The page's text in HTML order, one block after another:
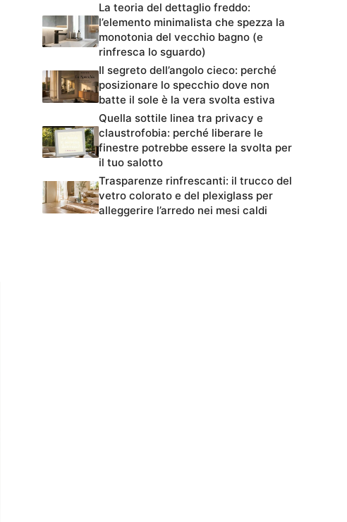
La teoria del dettaglio freddo:
l’elemento minimalista che spezza la
monotonia del vecchio bagno (e
rinfresca lo sguardo)
Il segreto dell’angolo cieco: perché
posizionare lo specchio dove non
batte il sole è la vera svolta estiva
Quella sottile linea tra privacy e
claustrofobia: perché liberare le
finestre potrebbe essere la svolta per
il tuo salotto
Trasparenze rinfrescanti: il trucco del
vetro colorato e del plexiglass per
alleggerire l’arredo nei mesi caldi